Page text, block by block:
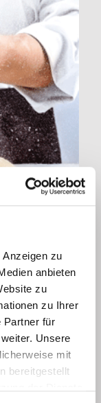
zu
anbieten
zu
zu Ihrer
Partner für
Unsere
mit
bereitgestellt